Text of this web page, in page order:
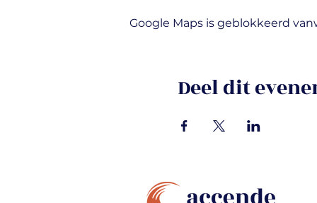
Google Maps is geblokkeerd
Deel dit